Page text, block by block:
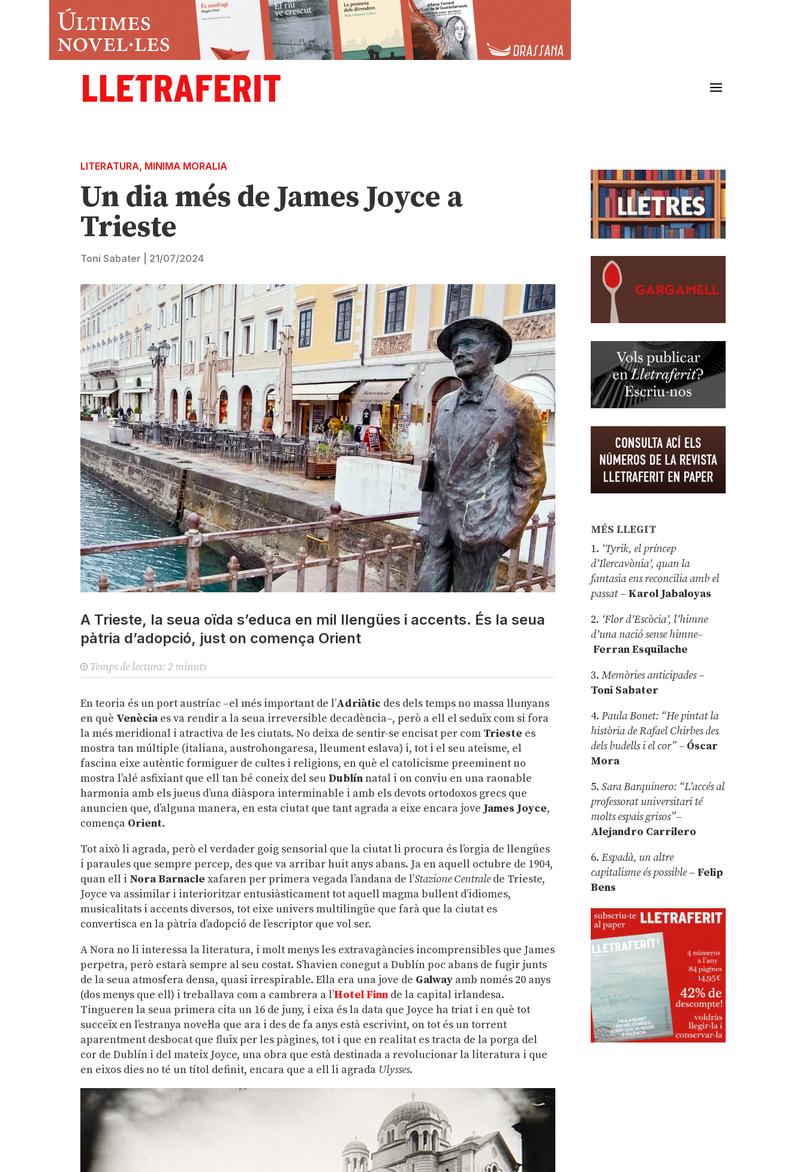
LITERATURA, MINIMA MORALIA
Un dia més de James Joyce a
Trieste
Toni Sabater 21/07/2024
A Trieste, la seua oïda s’educa en mil llengües i accents. És la seua
pàtria d’adopció, just on comença Orient
Temps de lectura: 2 minuts
En teoria és un port austríac –el més important de l’Adriàtic des dels temps no massa llunyans
en què Venècia es va rendir a la seua irreversible decadència–, però a ell el seduïx com si fora
la més meridional i atractiva de les ciutats. No deixa de sentir-se encisat per com Trieste es
mostra tan múltiple (italiana, austrohongaresa, lleument eslava) i, tot i el seu ateisme, el
fascina eixe autèntic formiguer de cultes i religions, en què el catolicisme preeminent no
mostra l’alé asfixiant que ell tan bé coneix del seuDublínnatal i on conviu en una raonable
harmonia amb els jueus d’una diàspora interminable i amb els devots ortodoxos grecs que
anuncien que, d’alguna manera, en esta ciutat que tant agrada a eixe encara jove James Joyce,
comença Orient.
Tot això li agrada, però el verdader goig sensorial que la ciutat li procura és l’orgia de llengües
i paraules que sempre percep, des que va arribar huit anys abans. Ja en aquell octubre de 1904,
quan ell i Nora Barnacle xafaren per primera vegada l’andana de l’Stazione Centralede Trieste,
Joyce va assimilar i interioritzar entusiàsticament tot aquell magma bullent d’idiomes,
musicalitats i accents diversos, tot eixe univers multilingüe que farà que la ciutat es
convertisca en la pàtria d’adopció de l’escriptor que vol ser.
A Nora no li interessa la literatura, i molt menys les extravagàncies incomprensibles que James
perpetra, però estarà sempre al seu costat. S’havien conegut a Dublín poc abans de fugir junts
de la seua atmosfera densa, quasi irrespirable. Ella era una jove de Galway amb només 20 anys
(dos menys que ell) i treballava com a cambrera a l’Hotel Finn de la capital irlandesa.
Tingueren la seua primera cita un 16 de juny, i eixa és la data que Joyce ha triat i en què tot
succeïx en l’estranya novel·la que ara i des de fa anys està escrivint, on tot és un torrent
aparentment desbocat que fluïx per les pàgines, tot i que en realitat es tracta de la porga del
cor de Dublín i del mateix Joyce, una obra que està destinada a revolucionar la literatura i que
en eixos dies no té un títol definit, encara que a ell li agrada Ulysses.
MÉS LLEGIT
1. ‘Tyrik, el príncep
d’Ilercavònia’, quan la
fantasia ens reconcilia amb el
passat– Karol Jabaloyas
2. ‘Flor d’Escòcia’, l’himne
d’una nació sense himne–
Ferran Esquilache
3.Memòries anticipades–
Toni Sabater
4.Paula Bonet: “He pintat la
història de Rafael Chirbes des
dels budells i el cor” – Óscar
Mora
5.Sara Barquinero: “L’accés al
professorat universitari té
molts espais grisos”–
Alejandro Carrilero
6.Espadà, un altre
capitalisme és possible – Felip
Bens